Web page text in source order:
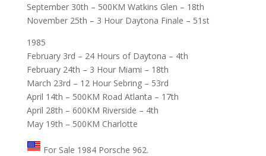
September 30th – 500KM Watkins Glen – 18th
November 25th – 3 Hour Daytona Finale – 51st
1985
February 3rd – 24 Hours of Daytona – 4th
February 24th – 3 Hour Miami – 18th
March 23rd – 12 Hour Sebring – 53rd
April 14th – 500KM Road Atlanta – 17th
April 28th – 600KM Riverside – 4th
May 19th – 500KM Charlotte
For Sale 1984 Porsche 962.